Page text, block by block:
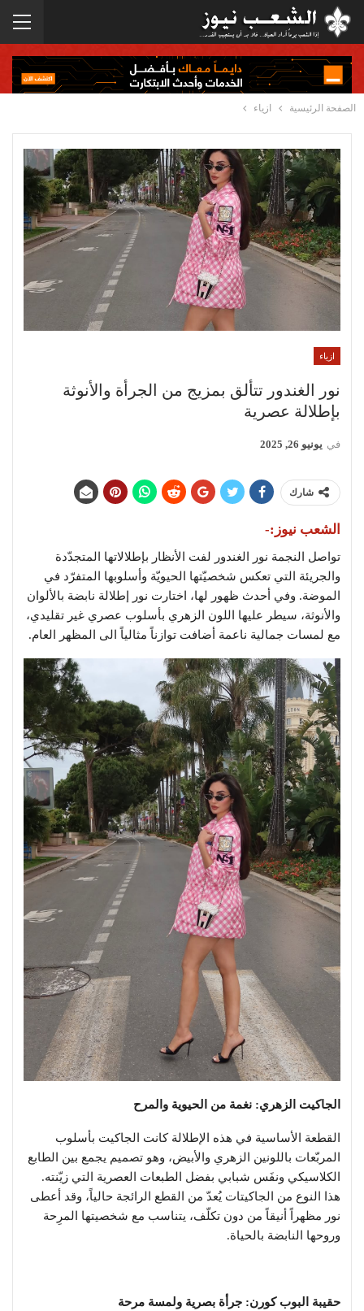
الصفحة الرئيسية ازياء
ازياء
نور الغندور تتألق بمزيج من الجرأة والأنوثة
بإطلالة عصرية
في يونيو 26, 2025
شارك
الشعب نيوز:-
تواصل النجمة نور الغندور لفت الأنظار بإطلالاتها المتجدّدة
والجريئة التي تعكس شخصيّتها الحيويّة وأسلوبها المتفرّد في
الموضة. وفي أحدث ظهور لها، اختارت نور إطلالة نابضة بالألوان
والأنوثة، سيطر عليها اللون الزهري بأسلوب عصري غير تقليدي،
مع لمسات جمالية ناعمة أضافت توازناً مثالياً الى المظهر العام.
الجاكيت الزهري: نغمة من الحيوية والمرح
القطعة الأساسية في هذه الإطلالة كانت الجاكيت بأسلوب
المربّعات باللونين الزهري والأبيض، وهو تصميم يجمع بين الطابع
الكلاسيكي ونفَس شبابي بفضل الطبعات العصرية التي زيّنته.
هذا النوع من الجاكيتات يُعدّ من القطع الرائجة حالياً، وقد أعطى
نور مظهراً أنيقاً من دون تكلّف، يتناسب مع شخصيتها المرِحة
وروحها النابضة بالحياة.
حقيبة البوب كورن: جرأة بصرية ولمسة مرحة